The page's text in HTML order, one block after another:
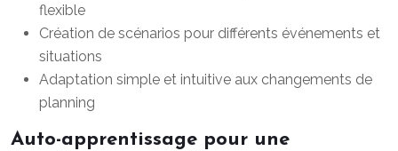
flexible
Création de scénarios pour différents événements et
situations
Adaptation simple et intuitive aux changements de
planning
Auto-apprentissage pour une